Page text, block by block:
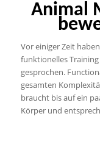
Animal
Vor einiger Zeit
funktionelles
gesprochen.
gesamten
braucht bis auf ein
Körper und